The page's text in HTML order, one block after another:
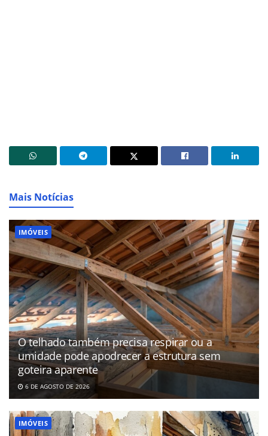
Mais Notícias
IMÓVEIS
O telhado também precisa respirar ou a
umidade pode apodrecer a estrutura sem
goteira aparente
6 DE AGOSTO DE 2026
IMÓVEIS